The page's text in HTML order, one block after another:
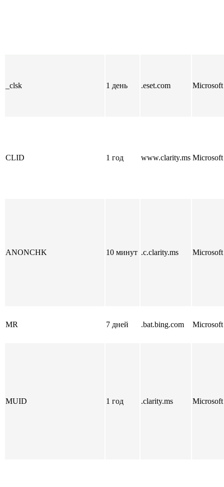
_clsk 1 день .eset.com Microsoft
CLID 1 год www.clarity.ms Microsoft
ANONCHK 10 минут .c.clarity.ms Microsoft
MR 7 дней .bat.bing.com Microsoft
MUID 1 год .clarity.ms Microsoft